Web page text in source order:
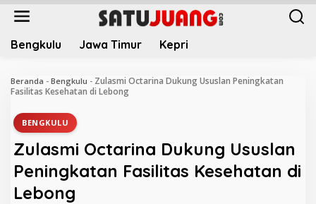
L
Bengkulu Jawa Timur Kepri
Beranda - Bengkulu - Zulasmi Octarina Dukung Ususlan Peningkatan
Fasilitas Kesehatan di Lebong
BENGKULU
Zulasmi Octarina Dukung Ususlan
Peningkatan Fasilitas Kesehatan di
Lebong